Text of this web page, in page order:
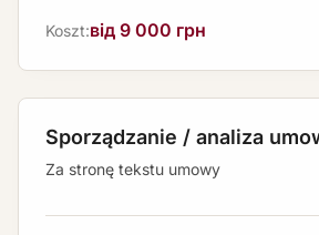
Koszt:від 9 000 грн
Sporządzanie / analiza
Za stronę tekstu umowy